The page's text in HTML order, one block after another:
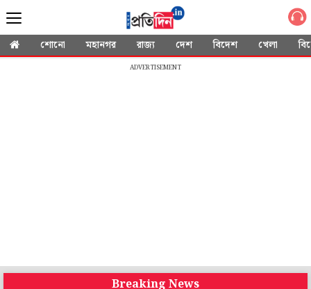
শোনো মহানগর রাজ্য দেশ বিদেশ খেলা
ADVERTISEMENT
Breaking News